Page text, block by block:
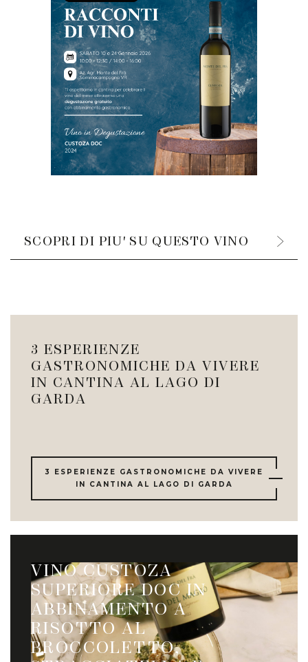
SCOPRI DI PIU' SU QUESTO VINO
3 ESPERIENZE
GASTRONOMICHE DA VIVERE
IN CANTINA AL LAGO DI
GARDA
3 ESPERIENZE GASTRONOMICHE DA VIVERE
IN CANTINA AL LAGO DI GARDA
VINO CUSTOZA
SUPERIORE DOC IN
ABBINAMENTO A
RISOTTO AL
BROCCOLETTO,